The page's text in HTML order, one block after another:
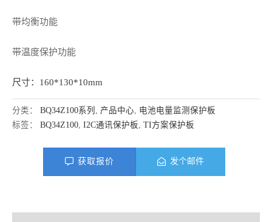
带均衡功能
带温度保护功能
尺寸：160*130*10mm
分类： BQ34Z100系列 , 产品中心, 电池电量监测保护板
标签： BQ34Z100, I2C通讯保护板, TI方案保护板
获取报价 发个邮件